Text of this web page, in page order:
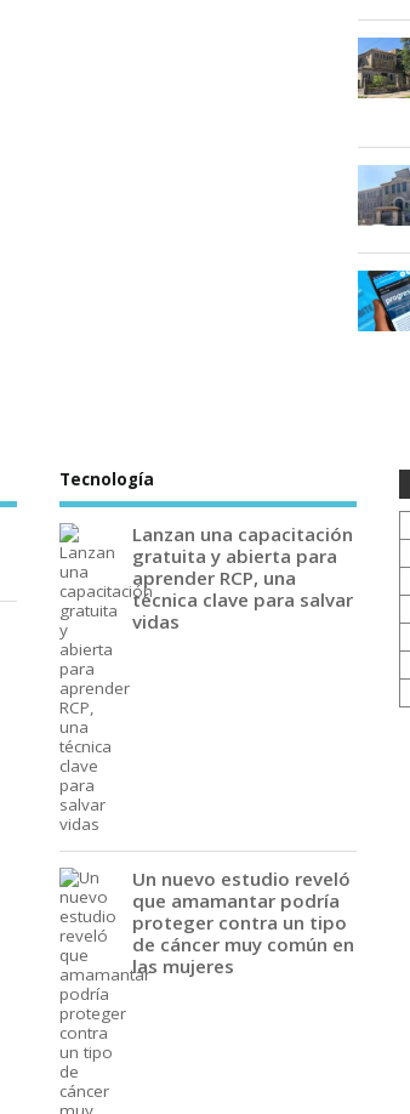
Tecnología
Lanzan una capacitación
gratuita y abierta para
aprender RCP, una
técnica clave para salvar
vidas
Un nuevo estudio reveló
que amamantar podría
proteger contra un tipo
de cáncer muy común en
las mujeres